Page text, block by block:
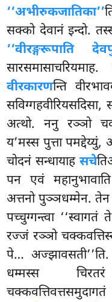
‘‘अभीरुकजातिका’’
सक्को देवानं इन्दो.
‘‘वीरङ्गरूपाति
वीरकारणन्ति
सविग्गहवीरियसदिसा,
अत्थो. ननु रञ्ञो
य’मस्स पुत्ता पमद्देय्युं,
चोदनं सन्धायाह सचे
पन एवं
अत्तनो पुञ्ञधम्मेन. तेन
पच्चुग्गन्त्वा ‘‘स्वागतं
रज्जं रञ्ञो
पे…
धम्मस्स